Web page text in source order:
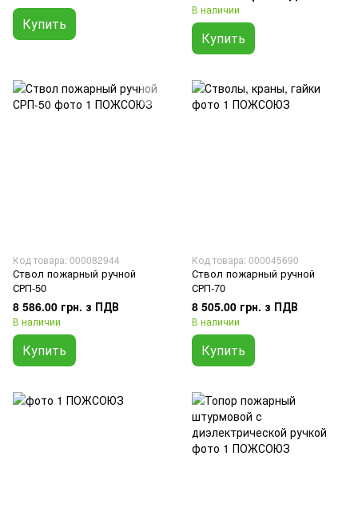
Купить
В наличии
Купить
Код товара: 000082944
Ствол пожарный ручной
СРП-50
8 586.00 грн. з ПДВ
В наличии
Купить
Код товара: 000045690
Ствол пожарный ручной
СРП-70
8 505.00 грн. з ПДВ
В наличии
Купить